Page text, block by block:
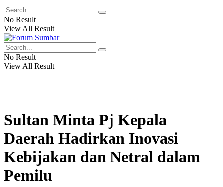
No Result
View All Result
No Result
View All Result
Sultan Minta Pj Kepala
Daerah Hadirkan Inovasi
Kebijakan dan Netral dalam
Pemilu